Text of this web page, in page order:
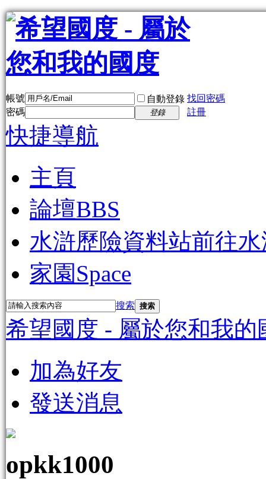
帳號 自動登錄 找回密碼
密碼
登錄 註冊
快捷導航
主頁
論壇BBS
水滸歷險資料站前往
家園Space
搜索 搜索
希望國度 - 屬於您和我的
加為好友
發送消息
opkk1000